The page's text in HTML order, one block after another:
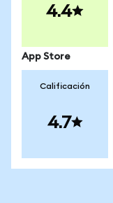
4.4
App Store
Calificación
4.7